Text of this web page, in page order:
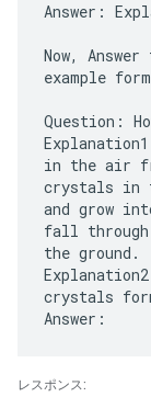
Answer:
Now,
example
Question:
in the air
crystals in
and grow
fall through
the ground.
crystals
レスポンス: